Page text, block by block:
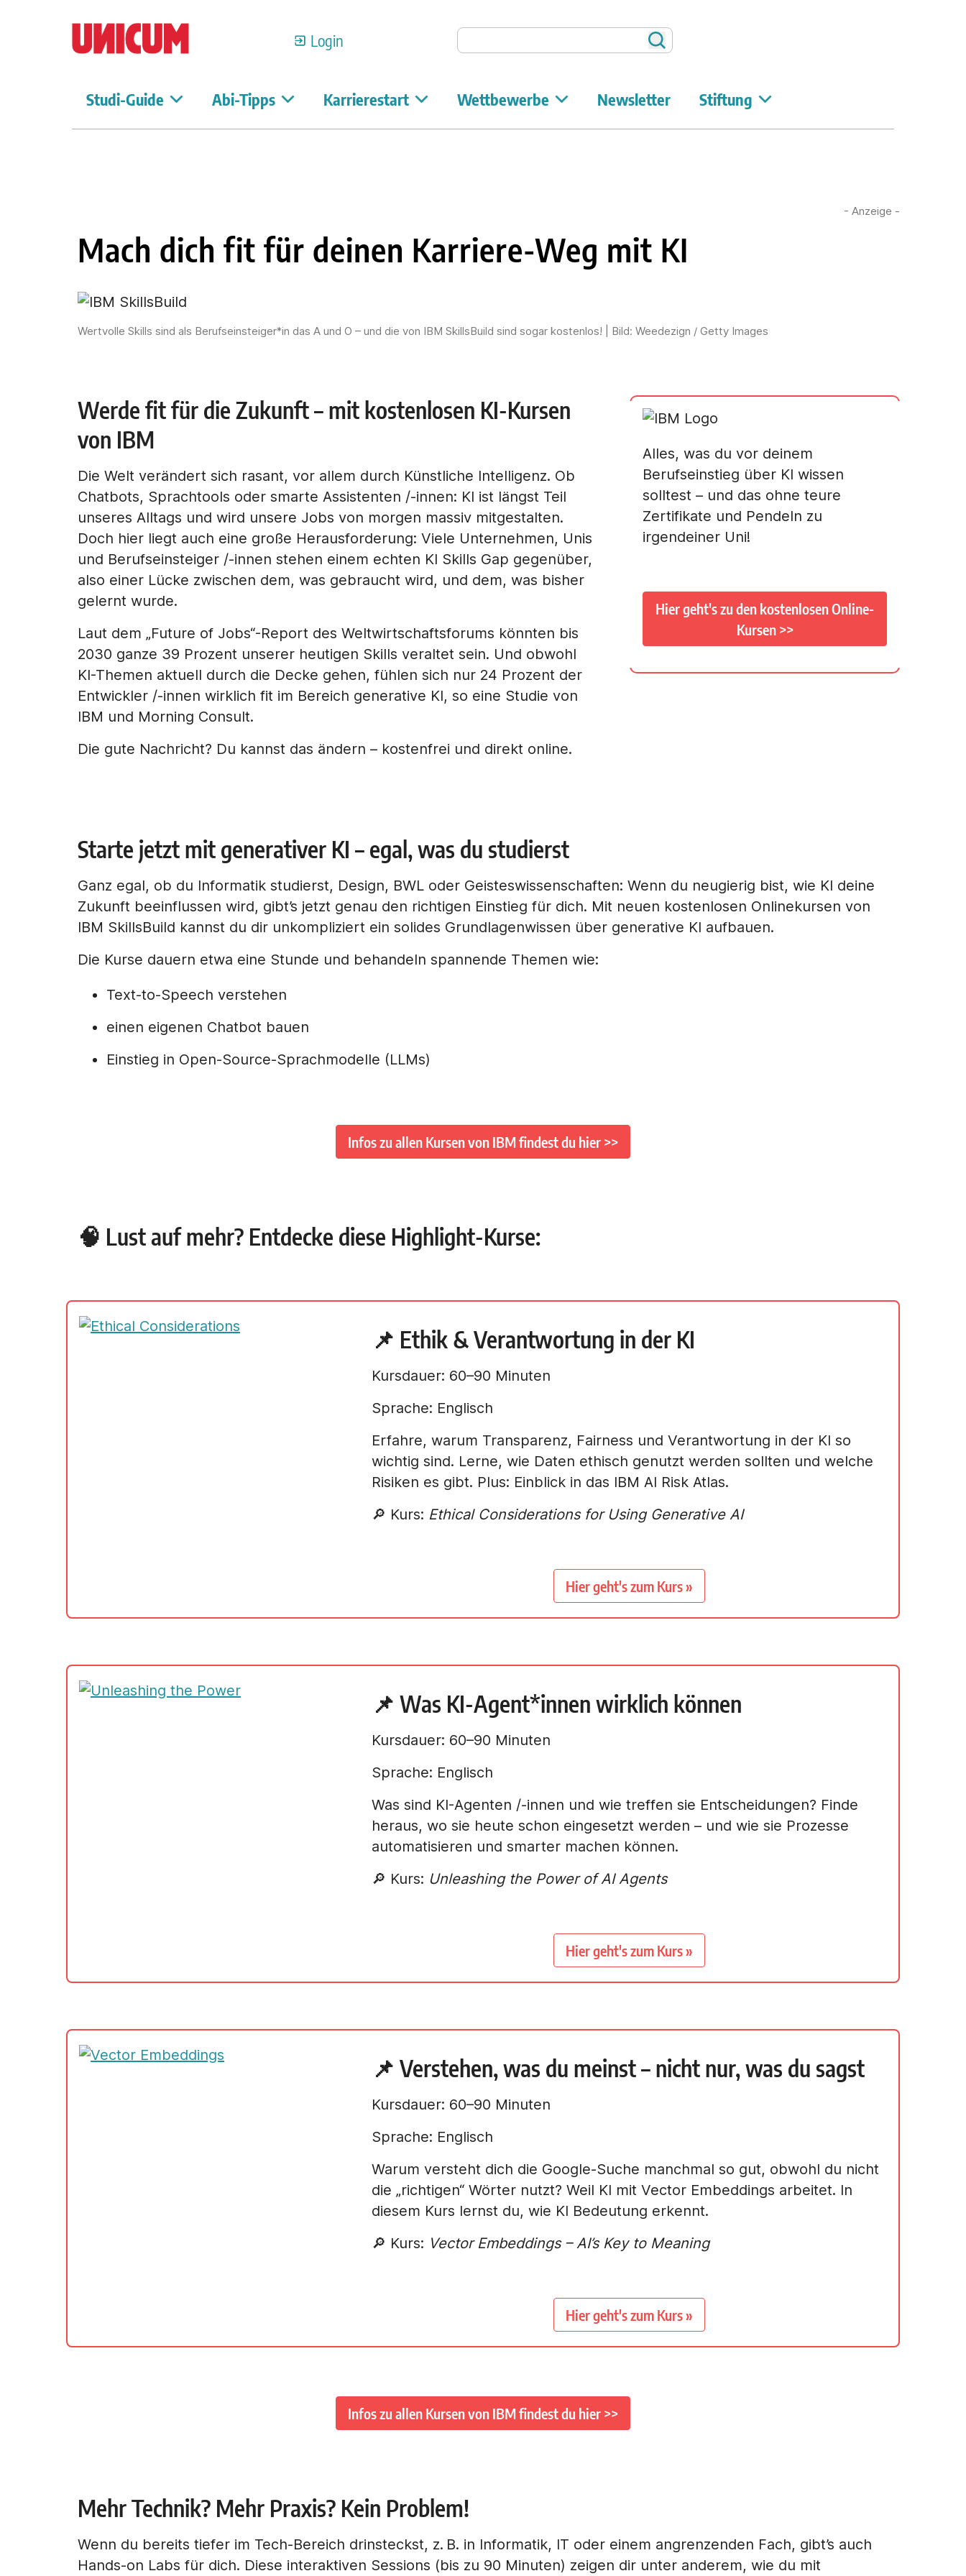
Login Auf Unicum suchen Suchen
Studi-Guide Abi-Tipps Karrierestart Wettbewerbe Newsletter Stiftung
- Anzeige -
Mach dich fit für deinen Karriere-Weg mit KI
Wertvolle Skills sind als Berufseinsteiger*in das A und O – und die von IBM SkillsBuild sind sogar kostenlos! | Bild: Weedezign / Getty Images
Werde fit für die Zukunft – mit kostenlosen KI-Kursen
von IBM
Die Welt verändert sich rasant, vor allem durch Künstliche Intelligenz. Ob
Chatbots, Sprachtools oder smarte Assistenten /-innen: KI ist längst Teil
unseres Alltags und wird unsere Jobs von morgen massiv mitgestalten.
Doch hier liegt auch eine große Herausforderung: Viele Unternehmen, Unis
und Berufseinsteiger /-innen stehen einem echten KI Skills Gap gegenüber,
also einer Lücke zwischen dem, was gebraucht wird, und dem, was bisher
gelernt wurde.
Laut dem „Future of Jobs“-Report des Weltwirtschaftsforums könnten bis
2030 ganze 39 Prozent unserer heutigen Skills veraltet sein. Und obwohl
KI-Themen aktuell durch die Decke gehen, fühlen sich nur 24 Prozent der
Entwickler /-innen wirklich fit im Bereich generative KI, so eine Studie von
IBM und Morning Consult.
Die gute Nachricht? Du kannst das ändern – kostenfrei und direkt online.
Alles, was du vor deinem
Berufseinstieg über KI wissen
solltest – und das ohne teure
Zertifikate und Pendeln zu
irgendeiner Uni!
Hier geht's zu den kostenlosen Online-
Kursen >>
Starte jetzt mit generativer KI – egal, was du studierst
Ganz egal, ob du Informatik studierst, Design, BWL oder Geisteswissenschaften: Wenn du neugierig bist, wie KI deine
Zukunft beeinflussen wird, gibt’s jetzt genau den richtigen Einstieg für dich. Mit neuen kostenlosen Onlinekursen von
IBM SkillsBuild kannst du dir unkompliziert ein solides Grundlagenwissen über generative KI aufbauen.
Die Kurse dauern etwa eine Stunde und behandeln spannende Themen wie:
Text-to-Speech verstehen
einen eigenen Chatbot bauen
Einstieg in Open-Source-Sprachmodelle (LLMs)
Infos zu allen Kursen von IBM findest du hier >>
🧠 Lust auf mehr? Entdecke diese Highlight-Kurse:
📌 Ethik & Verantwortung in der KI
Kursdauer: 60–90 Minuten
Sprache: Englisch
Erfahre, warum Transparenz, Fairness und Verantwortung in der KI so
wichtig sind. Lerne, wie Daten ethisch genutzt werden sollten und welche
Risiken es gibt. Plus: Einblick in das IBM AI Risk Atlas.
🔎 Kurs: Ethical Considerations for Using Generative AI
Hier geht's zum Kurs »
📌 Was KI-Agent*innen wirklich können
Kursdauer: 60–90 Minuten
Sprache: Englisch
Was sind KI-Agenten /-innen und wie treffen sie Entscheidungen? Finde
heraus, wo sie heute schon eingesetzt werden – und wie sie Prozesse
automatisieren und smarter machen können.
🔎 Kurs: Unleashing the Power of AI Agents
Hier geht's zum Kurs »
📌 Verstehen, was du meinst – nicht nur, was du sagst
Kursdauer: 60–90 Minuten
Sprache: Englisch
Warum versteht dich die Google-Suche manchmal so gut, obwohl du nicht
die „richtigen“ Wörter nutzt? Weil KI mit Vector Embeddings arbeitet. In
diesem Kurs lernst du, wie KI Bedeutung erkennt.
🔎 Kurs: Vector Embeddings – AI’s Key to Meaning
Hier geht's zum Kurs »
Infos zu allen Kursen von IBM findest du hier >>
Mehr Technik? Mehr Praxis? Kein Problem!
Wenn du bereits tiefer im Tech-Bereich drinsteckst, z. B. in Informatik, IT oder einem angrenzenden Fach, gibt’s auch
Hands-on Labs für dich. Diese interaktiven Sessions (bis zu 90 Minuten) zeigen dir unter anderem, wie du mit